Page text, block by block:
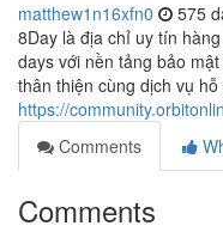
matthew1n16xfn0 575
8Day là địa chỉ uy tín
days với nền tảng bảo
thân thiện cùng dịch vụ
https://
Comments
Comments